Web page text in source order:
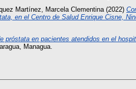
Martínez, Marcela Clementina(2022)
en el Centro de Salud Enrique Cisne,
próstata en pacientes atendidos en el
Managua.